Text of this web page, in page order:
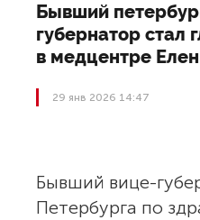
Бывший
губернатор стал
в медцентре
29 янв 2026 14:47
Бывший вице-
Петербурга по